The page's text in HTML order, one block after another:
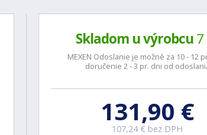
Skladom u výrobcu7
MEXEN Odoslanie je možné za 10 - 12
doručenie 2 - 3 pr. dni od
131,90 €
107,24 € bez DPH